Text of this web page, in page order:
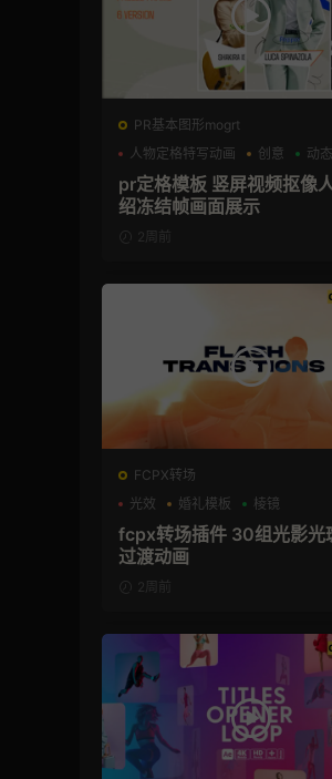
PR基本图形mogrt
人物定格特写动画
创意 动
pr定格模板 竖屏视频抠像
绍冻结帧画面展示
2周前
FCPX转场
光效
婚礼模板 棱镜
fcpx转场插件 30组光影光
过渡动画
2周前